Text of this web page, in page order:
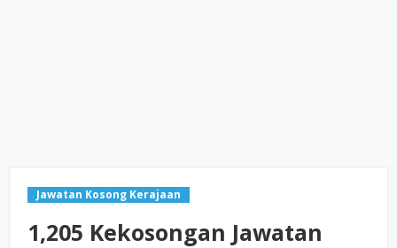
Jawatan Kosong Kerajaan
1,205 Kekosongan Jawatan